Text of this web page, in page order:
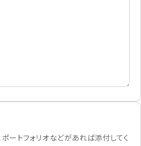
ートフォリオなどがあれば添付してく